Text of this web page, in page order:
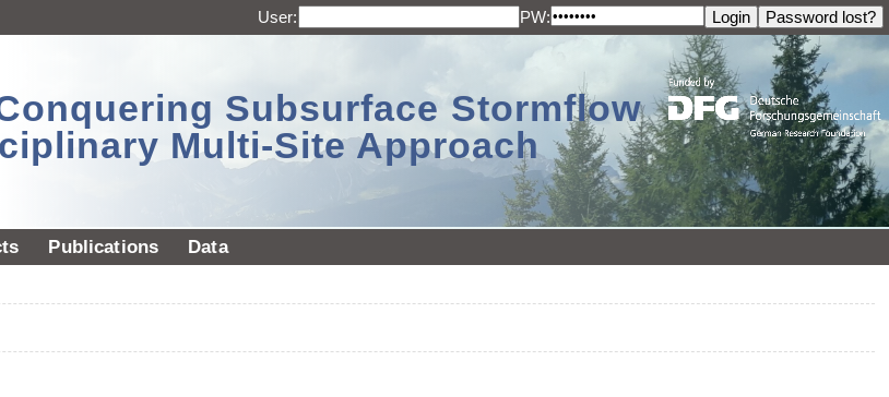
User: PW:
Subsurface Stormflow
Multi-Site Approach
Publications Data